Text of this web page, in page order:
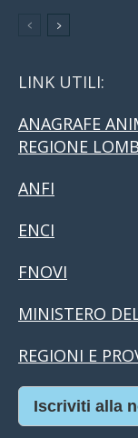
LINK UTILI:
ANAGRAFE
REGIONE
ANFI
ENCI
FNOVI
MINISTERO
REGIONI E
Iscriviti alla